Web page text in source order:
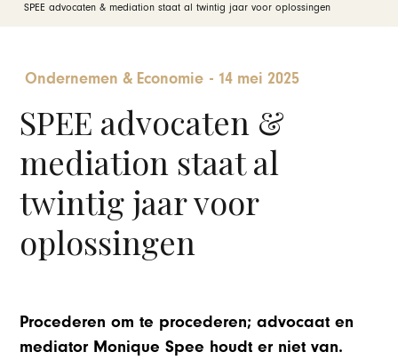
SPEE advocaten & mediation staat al twintig jaar voor oplossingen
Ondernemen & Economie - 14 mei 2025
SPEE advocaten &
mediation staat al
twintig jaar voor
oplossingen
Procederen om te procederen; advocaat en
mediator Monique Spee houdt er niet van.